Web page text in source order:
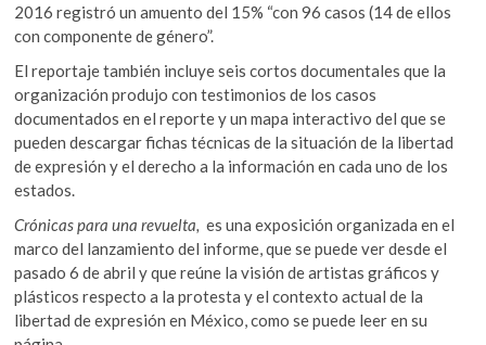
2016 registró un amuento del 15% “con 96 casos (14 de ellos
con componente de género”.
El reportaje también incluye seis cortos documentales que la
organización produjo con testimonios de los casos
documentados en el reporte y un mapa interactivo del que se
pueden descargar fichas técnicas de la situación de la libertad
de expresión y el derecho a la información en cada uno de los
estados.
Crónicas para una revuelta, es una exposición organizada en el
marco del lanzamiento del informe, que se puede ver desde el
pasado 6 de abril y que reúne la visión de artistas gráficos y
plásticos respecto a la protesta y el contexto actual de la
libertad de expresión en México, como se puede leer en su